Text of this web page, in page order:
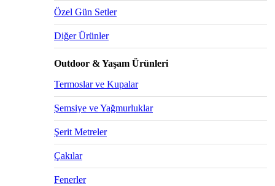
Özel Gün Setler
Diğer Ürünler
Outdoor & Yaşam Ürünleri
Termoslar ve Kupalar
Şemsiye ve Yağmurluklar
Şerit Metreler
Çakılar
Fenerler